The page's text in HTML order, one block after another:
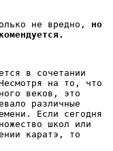
не вредно, но
в сочетании
на то, что
веков, это
различные
Если сегодня
школ или
каратэ, то